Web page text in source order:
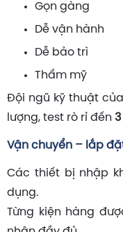
Gọn gàng
Dễ vận hành
Dễ bảo trì
Thẩm mỹ
Đội ngũ kỹ thuật
lượng, test rò rỉ đến
Vận chuyển – lắp
Các thiết bị nhập
dụng.
Từng kiện hàng